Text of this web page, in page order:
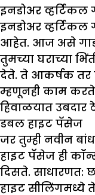
इनडोअर व्हर्टिकल
इनडोअर व्हर्टिकल
आहेत. आज असे
तुमच्या घराच्या
देते. ते आकर्षक तर
म्हणूनही काम
हिवाळयात उबदार
डबल हाइट पॅसेज
जर तुम्ही नवीन
हाइट पॅसेज ही
दिसते. साधारणत:
हाइट सीलिंगमध्ये ते